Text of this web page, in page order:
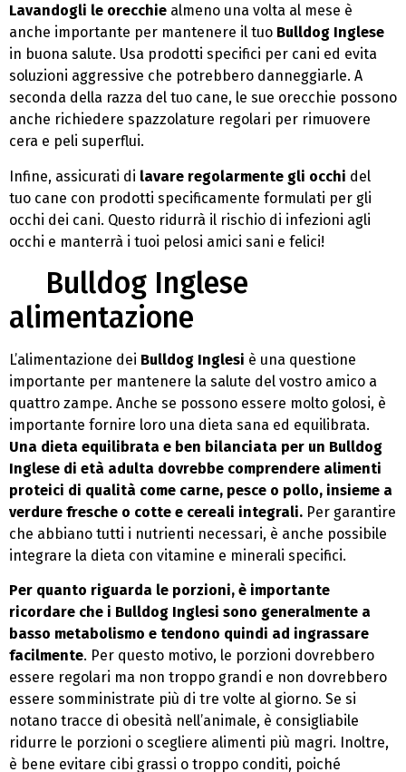
Lavandogli le orecchie almeno una volta al mese è
anche importante per mantenere il tuo Bulldog Inglese
in buona salute. Usa prodotti specifici per cani ed evita
soluzioni aggressive che potrebbero danneggiarle. A
seconda della razza del tuo cane, le sue orecchie possono
anche richiedere spazzolature regolari per rimuovere
cera e peli superflui.
Infine, assicurati di lavare regolarmente gli occhi del
tuo cane con prodotti specificamente formulati per gli
occhi dei cani. Questo ridurrà il rischio di infezioni agli
occhi e manterrà i tuoi pelosi amici sani e felici!
Bulldog Inglese
alimentazione
L’alimentazione dei Bulldog Inglesi è una questione
importante per mantenere la salute del vostro amico a
quattro zampe. Anche se possono essere molto golosi, è
importante fornire loro una dieta sana ed equilibrata.
Una dieta equilibrata e ben bilanciata per un Bulldog
Inglese di età adulta dovrebbe comprendere alimenti
proteici di qualità come carne, pesce o pollo, insieme a
verdure fresche o cotte e cereali integrali. Per garantire
che abbiano tutti i nutrienti necessari, è anche possibile
integrare la dieta con vitamine e minerali specifici.
Per quanto riguarda le porzioni, è importante
ricordare che i Bulldog Inglesi sono generalmente a
basso metabolismo e tendono quindi ad ingrassare
facilmente. Per questo motivo, le porzioni dovrebbero
essere regolari ma non troppo grandi e non dovrebbero
essere somministrate più di tre volte al giorno. Se si
notano tracce di obesità nell’animale, è consigliabile
ridurre le porzioni o scegliere alimenti più magri. Inoltre,
è bene evitare cibi grassi o troppo conditi, poiché